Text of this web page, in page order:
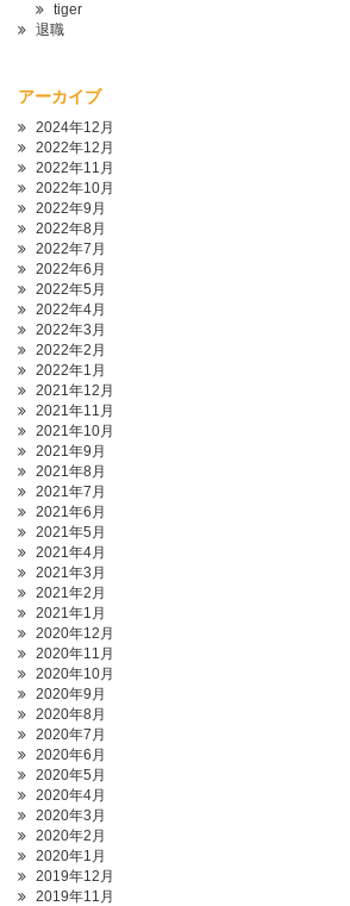
tiger
退職
アーカイブ
2024年12月
2022年12月
2022年11月
2022年10月
2022年9月
2022年8月
2022年7月
2022年6月
2022年5月
2022年4月
2022年3月
2022年2月
2022年1月
2021年12月
2021年11月
2021年10月
2021年9月
2021年8月
2021年7月
2021年6月
2021年5月
2021年4月
2021年3月
2021年2月
2021年1月
2020年12月
2020年11月
2020年10月
2020年9月
2020年8月
2020年7月
2020年6月
2020年5月
2020年4月
2020年3月
2020年2月
2020年1月
2019年12月
2019年11月